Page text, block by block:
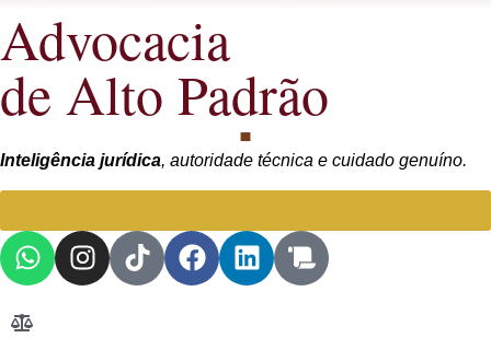
Advocacia
de Alto Padrão
Inteligência jurídica, autoridade técnica e cuidado genuíno.